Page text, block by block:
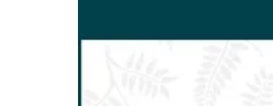
Radiofrecuencia